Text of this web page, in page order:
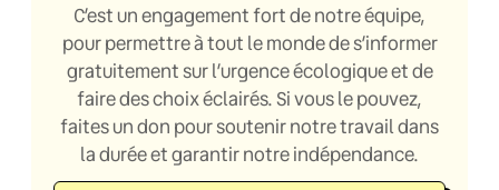
C’est un engagement fort de notre équipe,
pour permettre à tout le monde de s’informer
gratuitement sur l’urgence écologique et de
faire des choix éclairés. Si vous le pouvez,
faites un don pour soutenir notre travail dans
la durée et garantir notre indépendance.